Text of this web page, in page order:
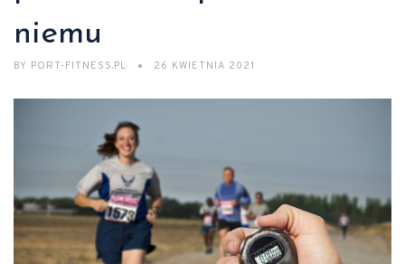
niemu
BY PORT-FITNESS.PL 26 KWIETNIA 2021